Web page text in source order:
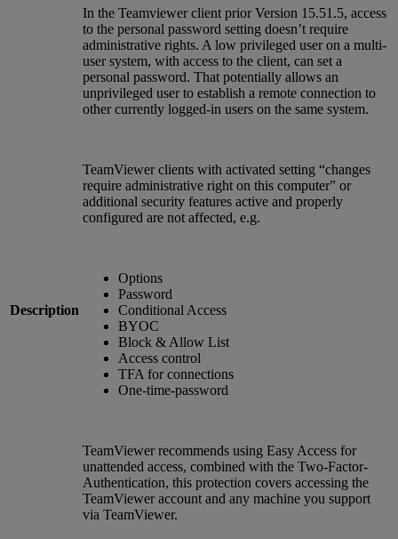
Description
In the Teamviewer client prior Version 15.51.5, access
to the personal password setting doesn’t require
administrative rights. A low privileged user on a multi-
user system, with access to the client, can set a
personal password. That potentially allows an
unprivileged user to establish a remote connection to
other currently logged-in users on the same system.
TeamViewer clients with activated setting “changes
require administrative right on this computer” or
additional security features active and properly
configured are not affected, e.g.
Options
Password
Conditional Access
BYOC
Block & Allow List
Access control
TFA for connections
One-time-password
TeamViewer recommends using Easy Access for
unattended access, combined with the Two-Factor-
Authentication, this protection covers accessing the
TeamViewer account and any machine you support
via TeamViewer.